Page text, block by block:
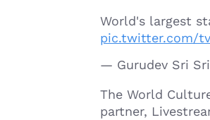
World's largest
pic.twitter.com/
— Gurudev Sri Sri
The World
partner,